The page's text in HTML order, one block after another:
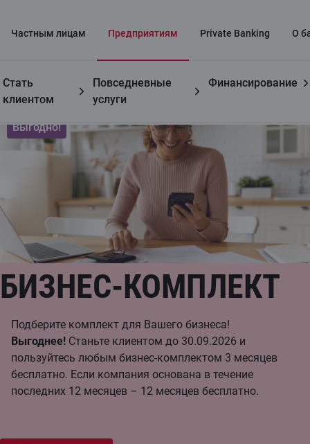
Частным лицaм Предприятиям Private Banking О
Стать
клиентом
Повседневные
услуги
Финансирование
Предприятиям Бизнес-комплект
БИЗНЕС-КОМПЛЕКТ
Подберите комплект для Вашего бизнеса!
Выгоднее! Cтаньте клиентом до 30.09.2026 и
пользуйтесь любым бизнес-комплектом 3 месяцев
бесплатно. Если компания основана в течение
последних 12 месяцев – 12 месяцев бесплатно.
Выгодно!